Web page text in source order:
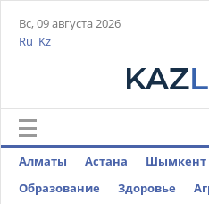
Вс, 09 августа 2026
Ru Kz
Алматы Астана Шымкент
Образование
Здоровье